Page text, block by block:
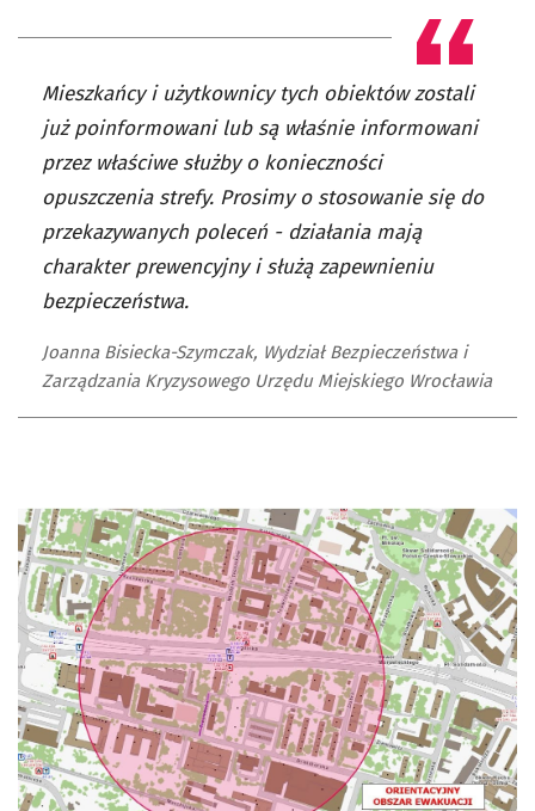
Mieszkańcy i użytkownicy tych obiektów zostali
już poinformowani lub są właśnie informowani
przez właściwe służby o konieczności
opuszczenia strefy. Prosimy o stosowanie się do
przekazywanych poleceń - działania mają
charakter prewencyjny i służą zapewnieniu
bezpieczeństwa.
Joanna Bisiecka-Szymczak, Wydział Bezpieczeństwa i
Zarządzania Kryzysowego Urzędu Miejskiego Wrocławia